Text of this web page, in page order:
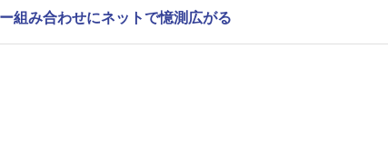
組み合わせにネットで憶測広がる